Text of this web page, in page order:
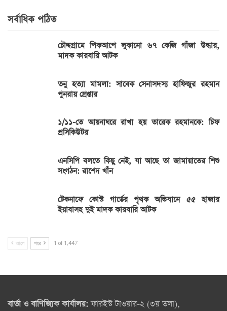
সর্বাধিক পঠিত
চৌদ্দগ্রামে পিকআপে লুকানো ৬৭ কেজি গাঁজা উদ্ধার,
মাদক কারবারি আটক
তনু হত্যা মামলা: সাবেক সেনাসদস্য হাফিজুর রহমান
পুনরায় গ্রেপ্তার
১/১১-তে আয়নাঘরে রাখা হয় তারেক রহমানকে: চিফ
প্রসিকিউটর
এনসিপি বলতে কিছু নেই, যা আছে তা জামায়াতের শিশু
সংগঠন: রাশেদ খাঁন
টেকনাফে কোস্ট গার্ডের পৃথক অভিযানে ৫৫ হাজার
ইয়াবাসহ দুই মাদক কারবারি আটক
আগে পরে 1 of 1,447
বার্তা ও বাণিজ্যিক কার্যালয়:ফারইস্ট টাওয়ার-২ (৩য় তলা),